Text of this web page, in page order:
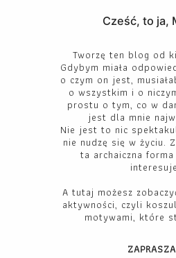
Cześć, to ja,
Tworzę ten blog od
Gdybym miała
o czym on jest,
o wszystkim i o
prostu o tym, co w
jest dla mnie
Nie jest to nic
nie nudzę się w życiu.
ta archaiczna
A tutaj możesz
aktywności, czyli
motywami, które